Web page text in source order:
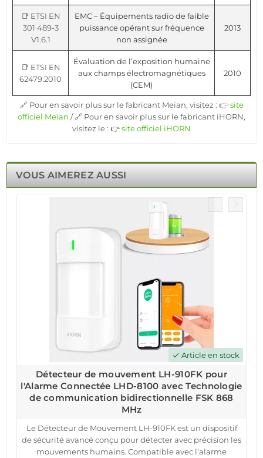
📑 ETSI EN
301 489-3
V1.6.1
EMC – Équipements radio de faible
puissance opérant sur fréquence
non assignée
2013
📑 ETSI EN
62479:2010
Évaluation de l’exposition humaine
aux champs électromagnétiques
(CEM)
2010
🔗 Pour en savoir plus sur le fabricant Meian, visitez : 👉site
officiel Meian / 🔗 Pour en savoir plus sur le fabricant iHORN,
visitez le : 👉site officiel iHORN
VOUS AIMEREZ AUSSI
check Article en stock
Détecteur de mouvement LH-910FK pour
l'Alarme Connectée LHD-8100 avec Technologie
de communication bidirectionnelle FSK 868
MHz
Le Détecteur de Mouvement LH-910FK est un dispositif
de sécurité avancé conçu pour détecter avec précision les
mouvements humains. Compatible avec l'alarme